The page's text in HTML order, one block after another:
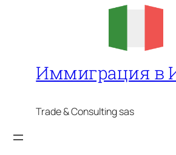
Иммиграция в
Trade & Consulting sas